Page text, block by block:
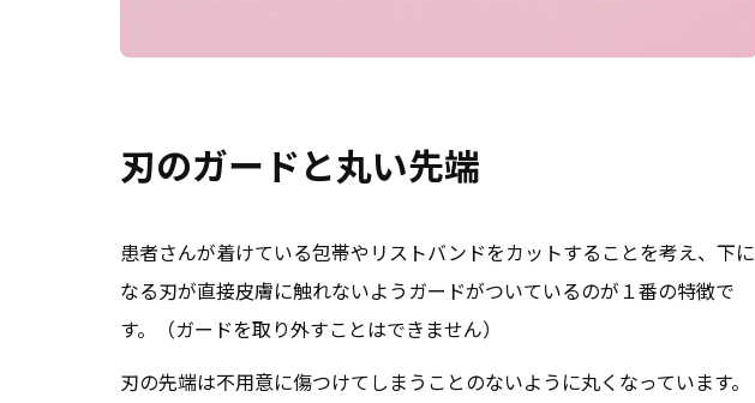
刃のガードと丸い先端
患者さんが着けている包帯やリストバンドをカットすることを考え、下に
なる刃が直接皮膚に触れないようガードがついているのが１番の特徴で
す。（ガードを取り外すことはできません）
刃の先端は不用意に傷つけてしまうことのないように丸くなっています。